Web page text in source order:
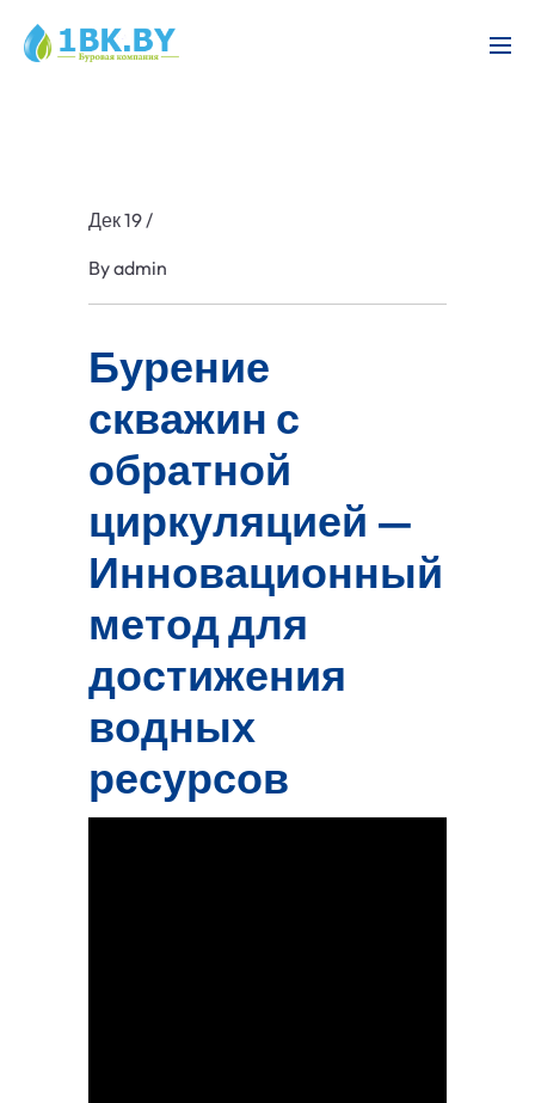
Дек 19/
Byadmin
Бурение
скважин с
обратной
циркуляцией —
Инновационный
метод для
достижения
водных
ресурсов